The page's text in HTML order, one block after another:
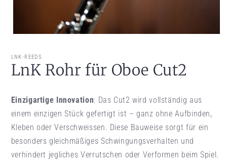
LNK-REEDS
LnK Rohr für Oboe Cut2
Einzigartige Innovation: Das Cut2 wird vollständig aus
einem einzigen Stück gefertigt ist – ganz ohne Aufbinden,
Kleben oder Verschweissen. Diese Bauweise sorgt für ein
besonders gleichmäßiges Schwingungsverhalten und
verhindert jegliches Verrutschen oder Verformen beim Spiel.